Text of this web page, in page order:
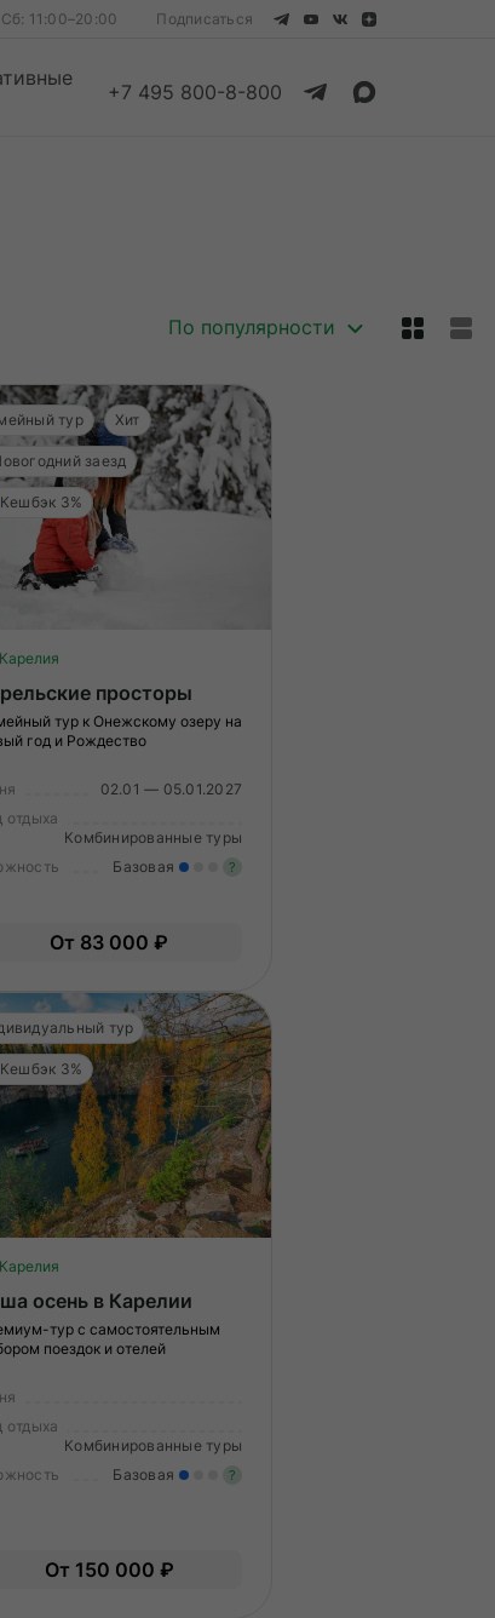
Сб: 11:00–20:00 Подписаться
+7 495 800-8-800
По популярности
будет физически
тур Хит
заезд
Кешбэк 3%
Карелия
просторы
тур к Онежскому озеру на
год и Рождество
02.01 — 05.01.2027
отдыха
Комбинированные туры
Базовая ?
От 83 000 ₽
тур
Кешбэк 3%
Карелия
осень в Карелии
тур с самостоятельным
поездок и отелей
отдыха
Комбинированные туры
Базовая ?
От 150 000 ₽